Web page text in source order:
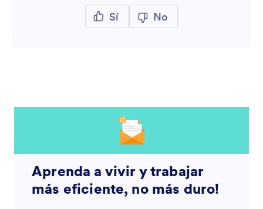
Sí No
Aprenda a vivir y trabajar
más eficiente, no más duro!